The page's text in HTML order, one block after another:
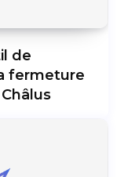
de
fermeture